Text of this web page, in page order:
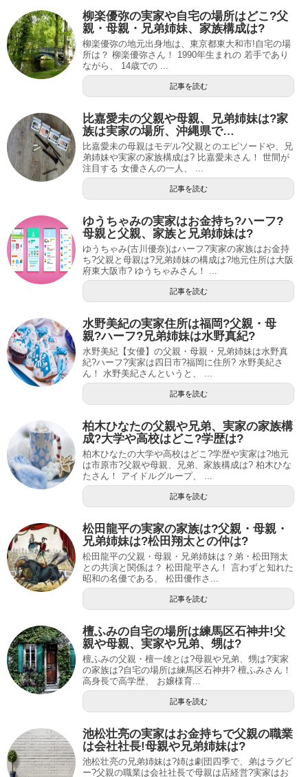
柳楽優弥の実家や自宅の場所はどこ?父
親・母親・兄弟姉妹、家族構成は?
柳楽優弥の地元出身地は、東京都東大和市!自宅の場
所は？ 柳楽優弥さん！ 1990年生まれの 若手であり
ながら、 14歳での ...
記事を読む
比嘉愛未の父親や母親、兄弟姉妹は?家
族は実家の場所、沖縄県で…
比嘉愛未の母親はモデル?父親とのエピソードや、兄
弟姉妹や実家の家族構成は? 比嘉愛未さん！ 世間が
注目する 女優さんの一人、 ...
記事を読む
ゆうちゃみの実家はお金持ち?ハーフ?
母親と父親、家族と兄弟姉妹は?
ゆうちゃみ(古川優奈)はハーフ?実家の家族はお金持
ち?父親と母親は?兄弟姉妹の構成は?地元住所は大阪
府東大阪市? ゆうちゃみさん！ ...
記事を読む
水野美紀の実家住所は福岡?父親・母
親?ハーフ?兄弟姉妹は水野真紀?
水野美紀【女優】の父親・母親・兄弟姉妹は水野真
紀?ハーフ?実家は四日市?福岡に住所? 水野美紀さ
ん！ 水野美紀さんというと、 ...
記事を読む
柏木ひなたの父親や兄弟、実家の家族構
成?大学や高校はどこ?学歴は?
柏木ひなたの大学や高校はどこ?学歴や実家は?地元
は市原市?父親や母親、兄弟、家族構成は? 柏木ひな
たさん！ アイドルグループ、 ...
記事を読む
松田龍平の実家の家族は?父親・母親・
兄弟姉妹は?松田翔太との仲は?
松田龍平の父親・母親・兄弟姉妹は？弟・松田翔太
との共演と関係は？ 松田龍平さん！ 言わずと知れた
昭和の名優である、 松田優作さ...
記事を読む
檀ふみの自宅の場所は練馬区石神井!父
親や母親、実家や兄弟、甥は?
檀ふみの父親・檀一雄とは?母親や兄弟、甥は?実家
の家族は?自宅の場所は練馬区石神井? 檀ふみさん！
高身長で高学歴、 お嬢様育...
記事を読む
池松壮亮の実家はお金持ちで父親の職業
は会社社長!母親や兄弟姉妹は?
池松壮亮の兄弟姉妹は?姉は劇団四季で、弟はラグビ
ー?父親の職業は会社社長で母親は店経営?実家はお